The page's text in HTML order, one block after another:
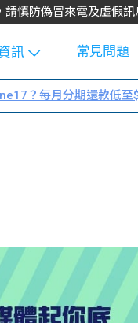
慎防偽冒來電及虛假
訊
生筍
常見問題
？每月分期還款低至